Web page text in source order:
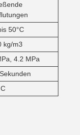
50°C
kg/m3
4.2 MPa